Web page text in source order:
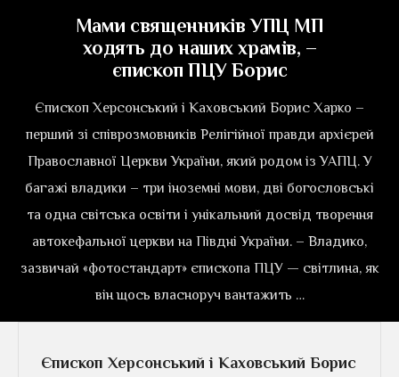
Мами священників УПЦ МП
ходять до наших храмів, –
єпископ ПЦУ Борис
Єпископ Херсонський і Каховський Борис Харко –
перший зі співрозмовників Релігійної правди архієрей
Православної Церкви України, який родом із УАПЦ. У
багажі владики – три іноземні мови, дві богословські
та одна світська освіти і унікальний досвід творення
автокефальної церкви на Півдні України. – Владико,
зазвичай «фотостандарт» єпископа ПЦУ — світлина, як
він щось власноруч вантажить …
Єпископ Херсонський і Каховський Борис